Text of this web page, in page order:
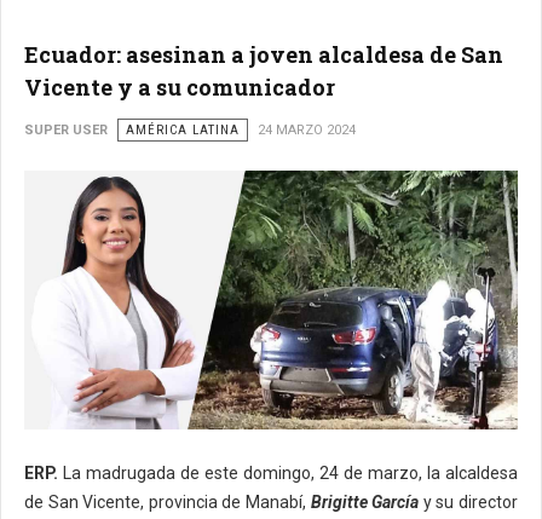
Ecuador: asesinan a joven alcaldesa de San
Vicente y a su comunicador
SUPER USER AMÉRICA LATINA 24 MARZO 2024
ERP. La madrugada de este domingo, 24 de marzo, la alcaldesa
de San Vicente, provincia de Manabí, Brigitte García y su director